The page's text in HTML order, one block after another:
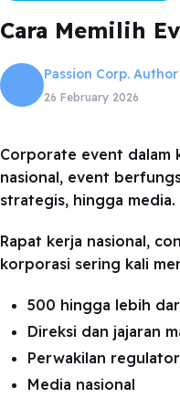
Cara Memilih
Passion Corp. Author
26 February 2026
Corporate event dalam
nasional, event
strategis, hingga media.
Rapat kerja nasional,
korporasi sering kali
500 hingga lebih
Direksi dan jajaran
Perwakilan
Media nasional